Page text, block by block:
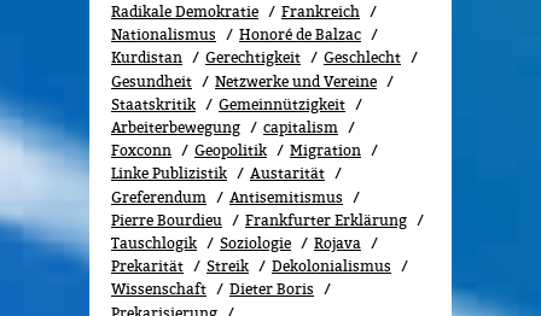
Radikale Demokratie
Frankreich
Nationalismus
Honoré de Balzac
Kurdistan
Gerechtigkeit
Geschlecht
Gesundheit
Netzwerke und Vereine
Staatskritik
Gemeinnützigkeit
Arbeiterbewegung
capitalism
Foxconn
Geopolitik
Migra­tion
Linke Publizistik
Austarität
Greferendum
Antisemitismus
Pierre Bourdieu
Frankfurter Erklärung
Tauschlogik
Soziologie
Rojava
Prekarität
Streik
Dekolonialismus
Wissenschaft
Dieter Boris